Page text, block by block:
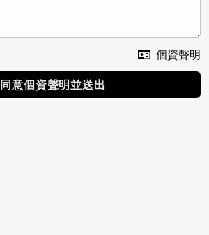
個資聲明
同意個資聲明並送出